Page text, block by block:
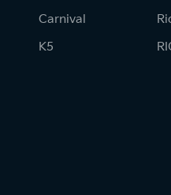
Carnival
K5